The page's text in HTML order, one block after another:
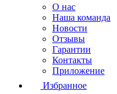
О нас
Наша команда
Новости
Отзывы
Гарантии
Контакты
Приложение
Избранное